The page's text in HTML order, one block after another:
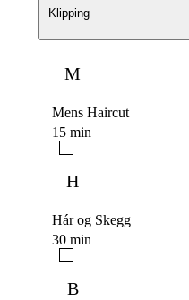
Klipping
M
Mens Haircut
15 min
H
Hár og Skegg
30 min
B